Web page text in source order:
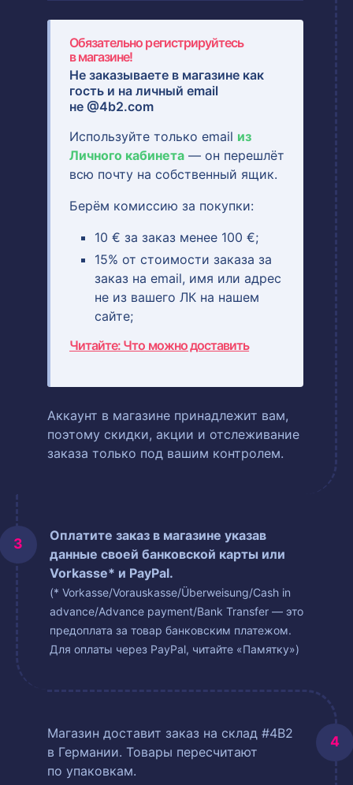
Обязательно регистрируйтесь
в магазине!
Не заказываете в магазине как
гость и на личный email
не @4b2.com
Используйте только email из
Личного кабинета — он перешлёт
всю почту на собственный ящик.
Берём комиссию за покупки:
10 € за заказ менее 100 €;
15% от стоимости заказа за
заказ на email, имя или адрес
не из вашего ЛК на нашем
сайте;
Читайте: Что можно доставить
Аккаунт в магазине принадлежит вам,
поэтому скидки, акции и отслеживание
заказа только под вашим контролем.
Оплатите заказ в магазине указав
данные своей банковской карты или
Vorkasse* и PayPal.
(* Vorkasse/Vorauskasse/Überweisung/Cash in
advance/Advance payment/Bank Transfer — это
предоплата за товар банковским платежом.
Для оплаты через PayPal, читайте «Памятку»)
Магазин доставит заказ на склад #4B2
в Германии. Товары пересчитают
по упаковкам.